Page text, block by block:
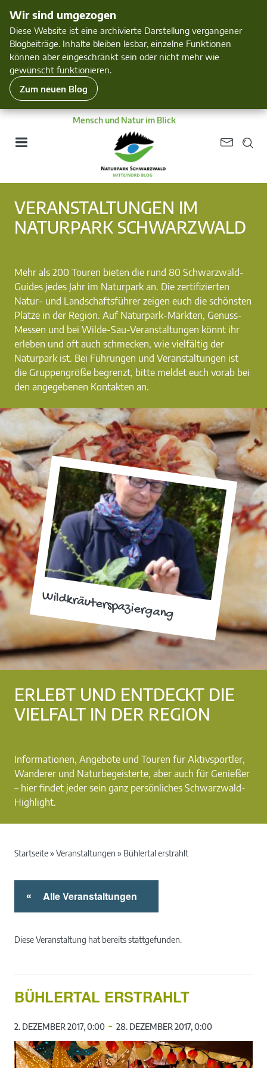
Wir sind umgezogen
Diese Website ist eine archivierte Darstellung vergangener
Blogbeiträge. Inhalte bleiben lesbar, einzelne Funktionen
können aber eingeschränkt sein oder nicht mehr wie
gewünscht funktionieren.
Zum neuen Blog
Mensch und Natur im Blick
Wildkräuterspaziergang
VERANSTALTUNGEN IM
NATURPARK SCHWARZWALD
Mehr als 200 Touren bieten die rund 80 Schwarzwald-
Guides jedes Jahr im Naturpark an. Die zertifizierten
Natur- und Landschaftsführer zeigen euch die schönsten
Plätze in der Region. Auf Naturpark-Märkten, Genuss-
Messen und bei Wilde-Sau-Veranstaltungen könnt ihr
erleben und oft auch schmecken, wie vielfältig der
Naturpark ist. Bei Führungen und Veranstaltungen ist
die Gruppengröße begrenzt, bitte meldet euch vorab bei
den angegebenen Kontakten an.
ERLEBT UND ENTDECKT DIE
VIELFALT IN DER REGION
Informationen, Angebote und Touren für Aktivsportler,
Wanderer und Naturbegeisterte, aber auch für Genießer
– hier findet jeder sein ganz persönliches Schwarzwald-
Highlight.
Startseite» Veranstaltungen » Bühlertal erstrahlt
« Alle Veranstaltungen
Diese Veranstaltung hat bereits stattgefunden.
BÜHLERTAL ERSTRAHLT
2. DEZEMBER 2017, 0:00 - 28. DEZEMBER 2017, 0:00